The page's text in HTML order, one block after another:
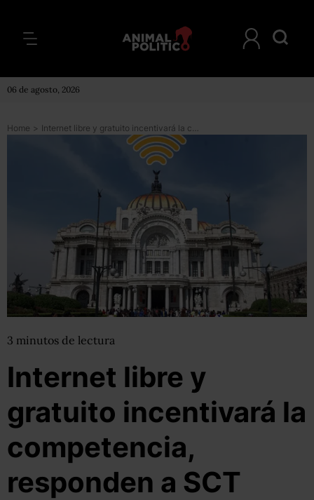
06 de agosto, 2026
Home > Internet libre y gratuito incentivará la competencia, responden a SCT
3 minutos de lectura
Internet libre y
gratuito incentivará la
competencia,
responden a SCT